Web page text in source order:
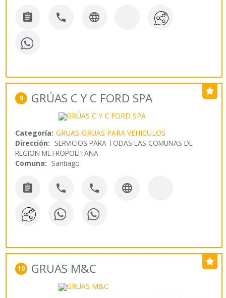
  
9 GRÚAS C Y C FORD SPA
Categoría: GRUAS GRUAS PARA VEHICULOS
Dirección: SERVICIOS PARA TODAS LAS COMUNAS DE
REGION METROPOLITANA
Comuna: Santiago
   
10 GRUAS M&C